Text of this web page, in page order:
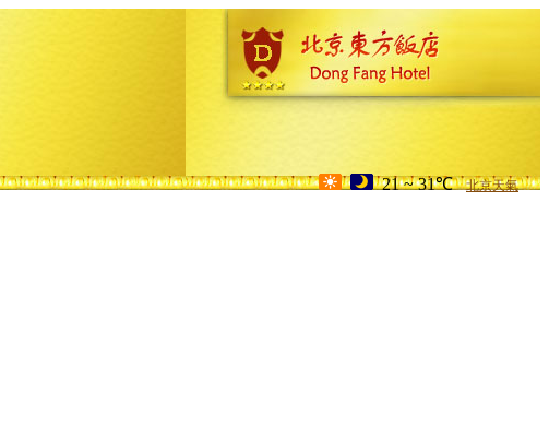
21 ~ 31℃ 北京天氣